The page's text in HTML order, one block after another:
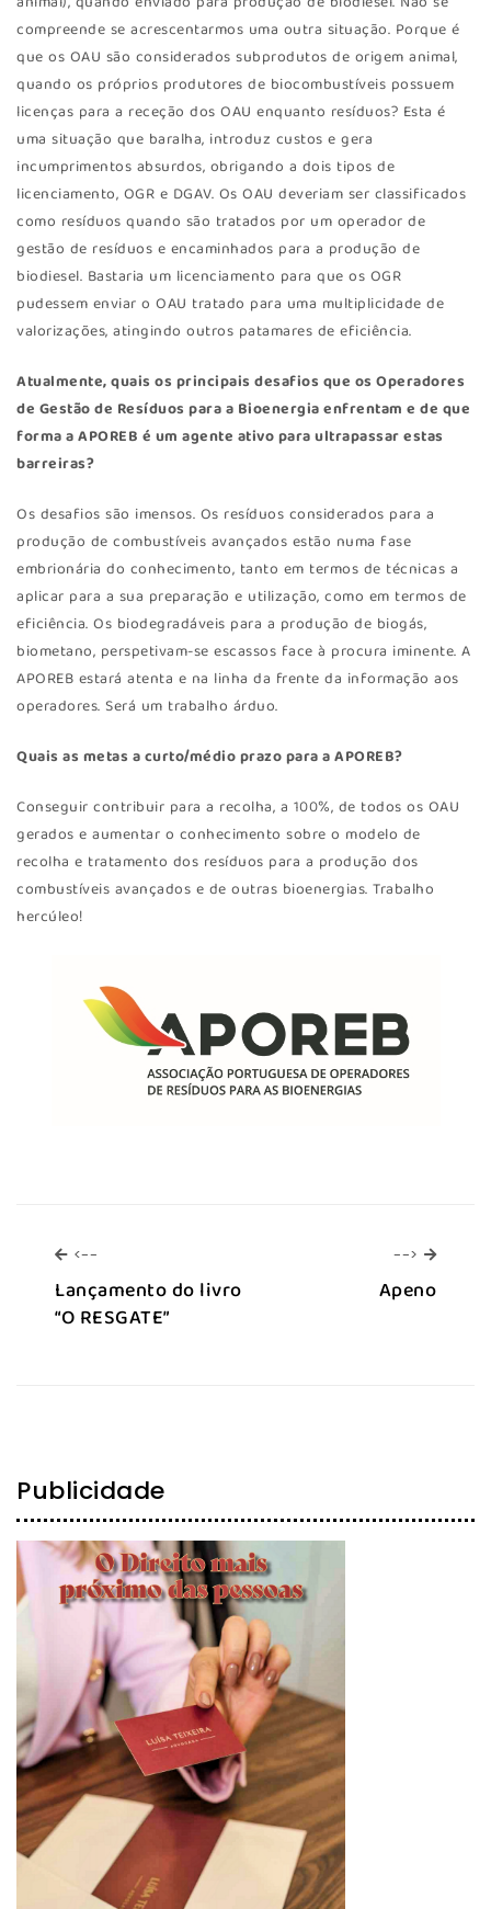
compreende se acrescentarmos uma outra situação. Porque é
que os OAU são considerados subprodutos de origem animal,
quando os próprios produtores de biocombustíveis possuem
licenças para a receção dos OAU enquanto resíduos? Esta é
uma situação que baralha, introduz custos e gera
incumprimentos absurdos, obrigando a dois tipos de
licenciamento, OGR e DGAV. Os OAU deveriam ser classificados
como resíduos quando são tratados por um operador de
gestão de resíduos e encaminhados para a produção de
biodiesel. Bastaria um licenciamento para que os OGR
pudessem enviar o OAU tratado para uma multiplicidade de
valorizações, atingindo outros patamares de eficiência.
Atualmente, quais os principais desafios que os Operadores
de Gestão de Resíduos para a Bioenergia enfrentam e de que
forma a APOREB é um agente ativo para ultrapassar estas
barreiras?
Os desafios são imensos. Os resíduos considerados para a
produção de combustíveis avançados estão numa fase
embrionária do conhecimento, tanto em termos de técnicas a
aplicar para a sua preparação e utilização, como em termos de
eficiência. Os biodegradáveis para a produção de biogás,
biometano, perspetivam-se escassos face à procura iminente. A
APOREB estará atenta e na linha da frente da informação aos
operadores. Será um trabalho árduo.
Quais as metas a curto/médio prazo para a APOREB?
Conseguir contribuir para a recolha, a 100%, de todos os OAU
gerados e aumentar o conhecimento sobre o modelo de
recolha e tratamento dos resíduos para a produção dos
combustíveis avançados e de outras bioenergias. Trabalho
hercúleo!
<--
Lançamento do livro
“O RESGATE”
--> -->
Apeno
Publicidade